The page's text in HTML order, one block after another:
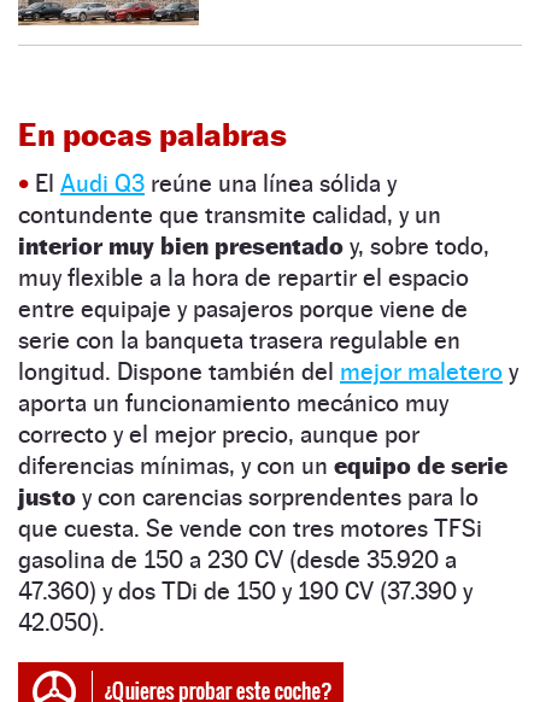
En pocas palabras
• El Audi Q3 reúne una línea sólida y
contundente que transmite calidad, y un
interior muy bien presentado y, sobre todo,
muy flexible a la hora de repartir el espacio
entre equipaje y pasajeros porque viene de
serie con la banqueta trasera regulable en
longitud. Dispone también del mejor maletero y
aporta un funcionamiento mecánico muy
correcto y el mejor precio, aunque por
diferencias mínimas, y con un equipo de serie
justo y con carencias sorprendentes para lo
que cuesta. Se vende con tres motores TFSi
gasolina de 150 a 230 CV (desde 35.920 a
47.360) y dos TDi de 150 y 190 CV (37.390 y
42.050).